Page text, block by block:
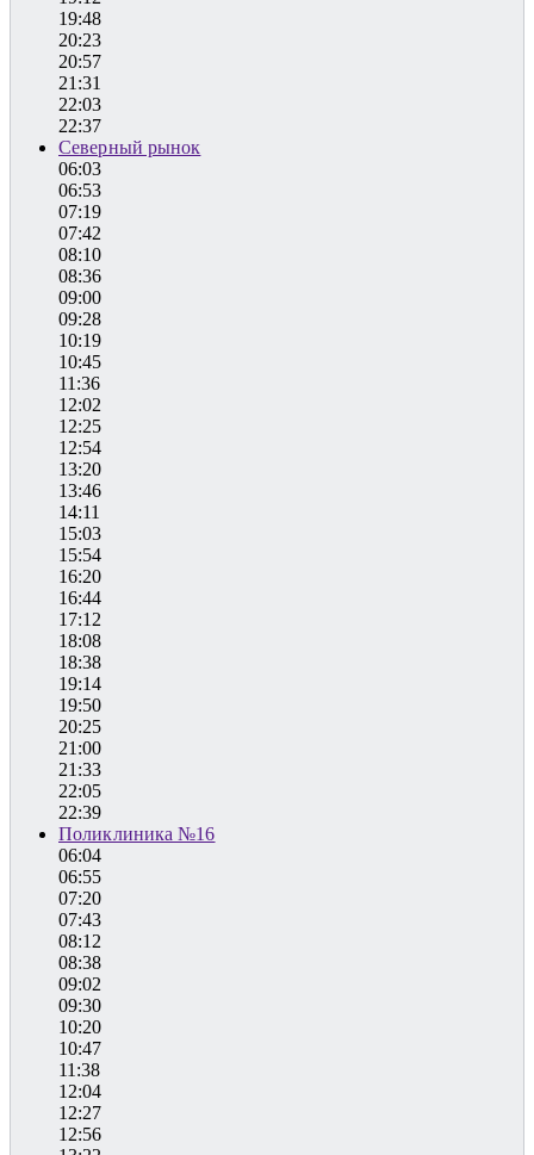
19:48
20:23
20:57
21:31
22:03
22:37
Северный рынок
06:03
06:53
07:19
07:42
08:10
08:36
09:00
09:28
10:19
10:45
11:36
12:02
12:25
12:54
13:20
13:46
14:11
15:03
15:54
16:20
16:44
17:12
18:08
18:38
19:14
19:50
20:25
21:00
21:33
22:05
22:39
Поликлиника №16
06:04
06:55
07:20
07:43
08:12
08:38
09:02
09:30
10:20
10:47
11:38
12:04
12:27
12:56